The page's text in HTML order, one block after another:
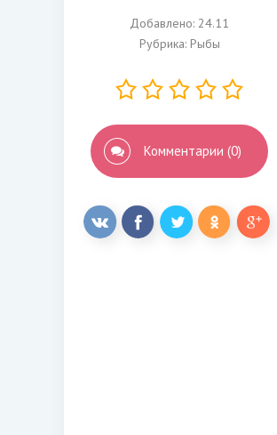
Добавлено: 24.11
Рубрика: Рыбы
Комментарии (0)